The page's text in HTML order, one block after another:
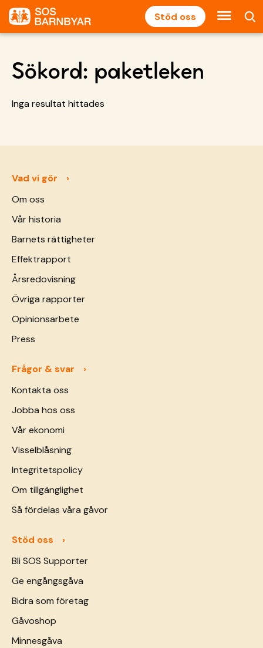
Stöd oss
Sökord: paketleken
Inga resultat hittades
Vad vi gör
Om oss
Vår historia
Barnets rättigheter
Effektrapport
Årsredovisning
Övriga rapporter
Opinionsarbete
Press
Frågor & svar
Kontakta oss
Jobba hos oss
Vår ekonomi
Visselblåsning
Integritetspolicy
Om tillgänglighet
Så fördelas våra gåvor
Stöd oss
Bli SOS Supporter
Ge engångsgåva
Bidra som företag
Gåvoshop
Minnesgåva